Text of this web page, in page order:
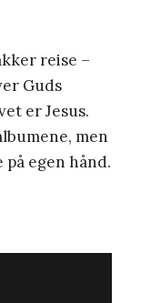
reise –
Guds
er Jesus.
men
egen hånd.